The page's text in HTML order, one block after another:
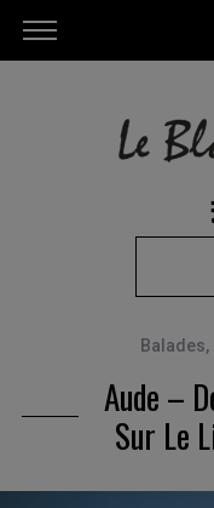
r
c
f
o
Balades,
Aude –
Sur Le